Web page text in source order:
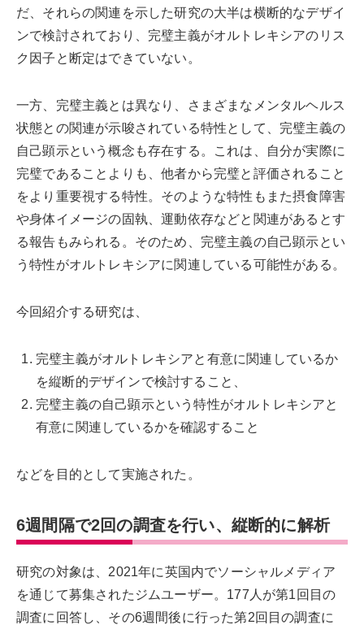
だ、それらの関連を示した研究の大半は横断的なデザイ
ンで検討されており、完璧主義がオルトレキシアのリス
ク因子と断定はできていない。
一方、完璧主義とは異なり、さまざまなメンタルヘルス
状態との関連が示唆されている特性として、完璧主義の
自己顕示という概念も存在する。これは、自分が実際に
完璧であることよりも、他者から完璧と評価されること
をより重要視する特性。そのような特性もまた摂食障害
や身体イメージの固執、運動依存などと関連があるとす
る報告もみられる。そのため、完璧主義の自己顕示とい
う特性がオルトレキシアに関連している可能性がある。
今回紹介する研究は、
完璧主義がオルトレキシアと有意に関連しているか
を縦断的デザインで検討すること、
完璧主義の自己顕示という特性がオルトレキシアと
有意に関連しているかを確認すること
などを目的として実施された。
6週間隔で2回の調査を行い、縦断的に解析
研究の対象は、2021年に英国内でソーシャルメディア
を通じて募集されたジムユーザー。177人が第1回目の
調査に回答し、その6週間後に行った第2回目の調査に